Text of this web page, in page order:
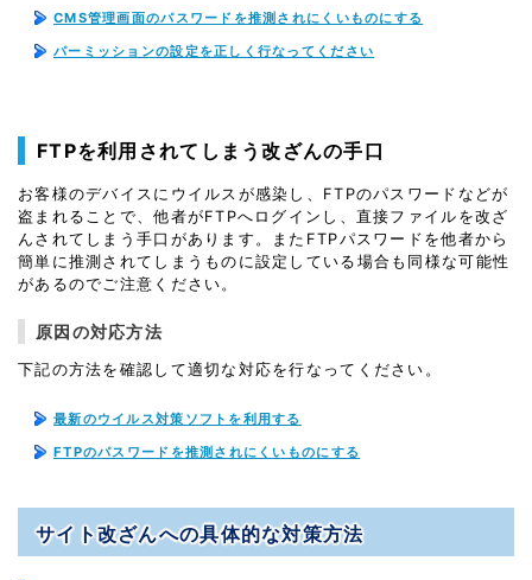
CMS管理画面のパスワードを推測されにくいものにする
パーミッションの設定を正しく行なってください
FTPを利用されてしまう改ざんの手口
お客様のデバイスにウイルスが感染し、FTPのパスワードなどが
盗まれることで、他者がFTPへログインし、直接ファイルを改ざ
んされてしまう手口があります。またFTPパスワードを他者から
簡単に推測されてしまうものに設定している場合も同様な可能性
があるのでご注意ください。
原因の対応方法
下記の方法を確認して適切な対応を行なってください。
最新のウイルス対策ソフトを利用する
FTPのパスワードを推測されにくいものにする
サイト改ざんへの具体的な対策方法